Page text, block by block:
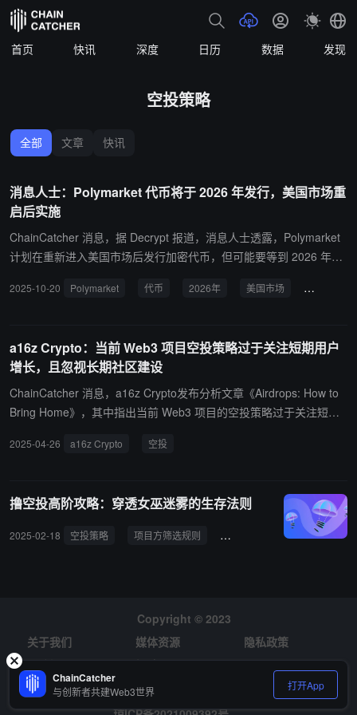
首页 快讯 深度 日历 数据 发现
空投策略
全部 文章 快讯
消息人士：Polymarket 代币将于 2026 年发行，美国市场重
启后实施
ChainCatcher 消息，据 Decrypt 报道，消息人士透露，Polymarket
计划在重新进入美国市场后发行加密代币，但可能要等到 2026 年才
改变其空投策略，采用更加复杂的方法来规避被女巫。 与去年明显的
现，以符合预期的空投条件。
2025-10-20 Polymarket 代币 2026年 美国市场 空投策略
a16z Crypto：当前 Web3 项目空投策略过于关注短期用户
增长，且忽视长期社区建设
ChainCatcher 消息，a16z Crypto发布分析文章《Airdrops: How to
Bring Home》，其中指出当前 Web3 项目的空投策略过于关注短期
议项目方应将空投设计为“长期激励工具”，通过设置锁仓期、引导用
实现协议长期价值的手段，而非单纯的市场营销工具。
2025-04-26 a16z Crypto 空投
撸空投高阶攻略：穿透女巫迷雾的生存法则
2025-02-18 空投策略 项目方筛选规则 交互类标准 社区贡献
Copyright © 2023
关于我们
媒体资源
隐私政策
风险提示
招聘
ChainCatcher
与创新者共建Web3世界 打开App